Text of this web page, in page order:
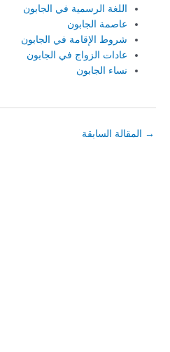
اللغة الرسمية في الجابون
عاصمة الجابون
شروط الإقامة في الجابون
عادات الزواج في الجابون
نساء الجابون
→ المقالة السابقة